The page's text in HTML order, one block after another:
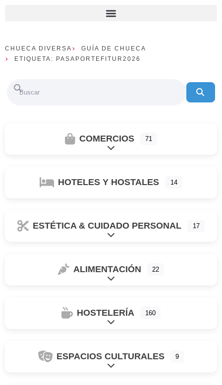
CHUECA DIVERSA
GUÍA DE CHUECA
ETIQUETA: PASAPORTEFITUR2026
Buscar
COMERCIOS 71
Ampliar sub-categorias
HOTELES Y HOSTALES 14
ESTÉTICA & CUIDADO PERSONAL 17
Ampliar sub-categorias
ALIMENTACIÓN 22
Ampliar sub-categorias
HOSTELERÍA 160
Ampliar sub-categorias
ESPACIOS CULTURALES 9
Ampliar sub-categorias